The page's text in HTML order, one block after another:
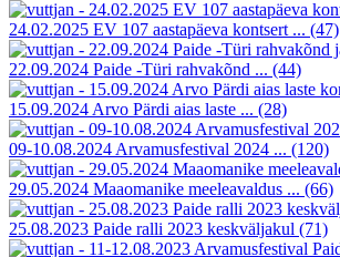
24.02.2025 EV 107 aastapäeva kontsert ... (47)
22.09.2024 Paide -Türi rahvakõnd ... (44)
15.09.2024 Arvo Pärdi aias laste ... (28)
09-10.08.2024 Arvamusfestival 2024 ... (120)
29.05.2024 Maaomanike meeleavaldus ... (66)
25.08.2023 Paide ralli 2023 keskväljakul (71)